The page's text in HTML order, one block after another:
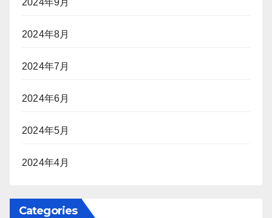
2024年8月
2024年7月
2024年6月
2024年5月
2024年4月
Categories